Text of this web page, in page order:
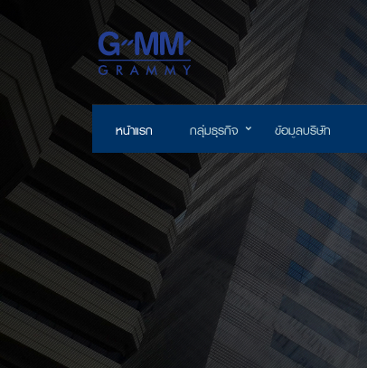
หน้าแรก กลุ่มธุรกิจ ข้อมูลบริษัท